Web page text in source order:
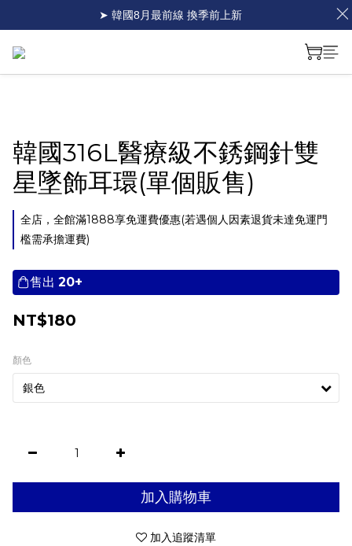
韓國316L醫療級不銹鋼針雙
星墜飾耳環(單個販售)
全店，全館滿1888享免運費優惠(若遇個人因素退貨未達免運門
檻需承擔運費)
售出 20+
NT$180
顏色
加入購物車
加入追蹤清單
➤ 韓國8月最前線 換季前上新